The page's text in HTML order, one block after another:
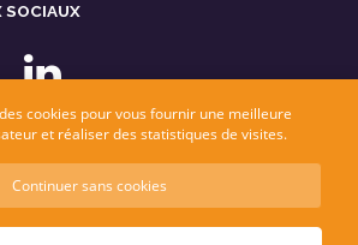
SOCIAUX
Mentions légales
cookies pour vous fournir une meilleure
et réaliser des statistiques de visites.
Continuer sans cookies